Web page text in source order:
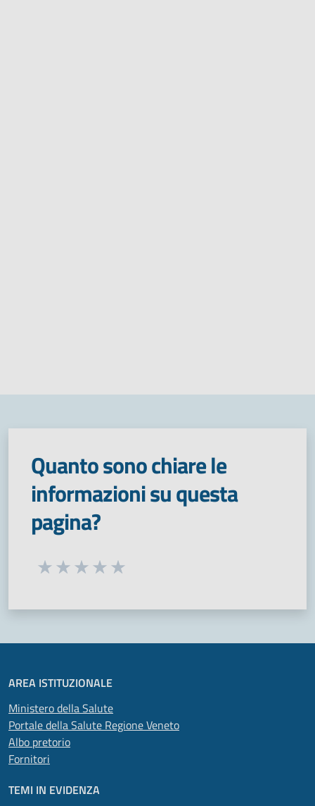
Quanto sono chiare le
informazioni su questa
pagina?
Seleziona una valutazione da 1 a 5 stelle
AREA ISTITUZIONALE
Ministero della Salute
Portale della Salute Regione Veneto
Albo pretorio
Fornitori
TEMI IN EVIDENZA